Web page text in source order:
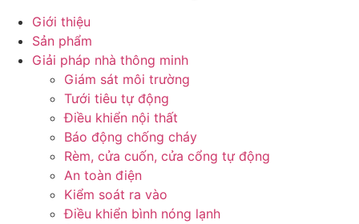
Giới thiệu
Sản phẩm
Giải pháp nhà thông minh
Giám sát môi trường
Tưới tiêu tự động
Điều khiển nội thất
Báo động chống cháy
Rèm, cửa cuốn, cửa cổng tự động
An toàn điện
Kiểm soát ra vào
Điều khiển bình nóng lạnh